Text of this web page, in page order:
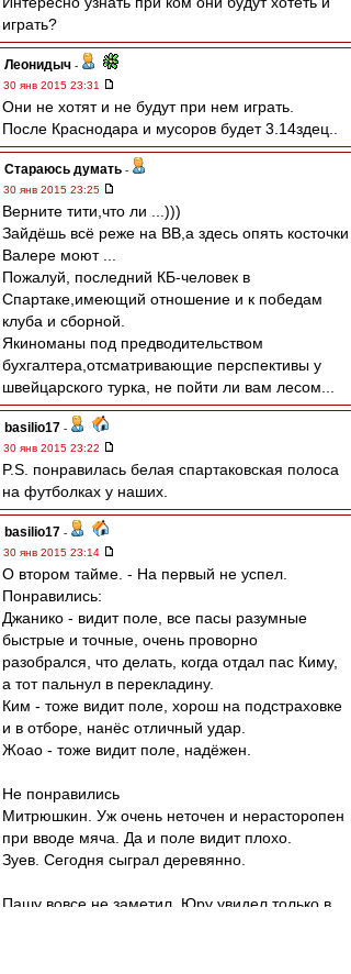
играть?
Леонидыч -
30 янв 2015 23:31
Они не хотят и не будут при нем играть.
После Краснодара и мусоров будет 3.14здец..
Стараюсь думать -
30 янв 2015 23:25
Верните тити,что ли ...)))
Зайдёшь всё реже на ВВ,а здесь опять косточки
Валере моют ...
Пожалуй, последний КБ-человек в
Спартаке,имеющий отношение и к победам
клуба и сборной.
Якиноманы под предводительством
бухгалтера,отсматривающие перспективы у
швейцарского турка, не пойти ли вам лесом...
basilio17 -
30 янв 2015 23:22
P.S. понравилась белая спартаковская полоса
на футболках у наших.
basilio17 -
30 янв 2015 23:14
О втором тайме. - На первый не успел.
Понравились:
Джанико - видит поле, все пасы разумные
быстрые и точные, очень проворно
разобрался, что делать, когда отдал пас Киму,
а тот пальнул в перекладину.
Ким - тоже видит поле, хорош на подстраховке
и в отборе, нанёс отличный удар.
Жоао - тоже видит поле, надёжен.
Не понравились
Митрюшкин. Уж очень неточен и нерасторопен
при вводе мяча. Да и поле видит плохо.
Зуев. Сегодня сыграл деревянно.
Пашу вовсе не заметил. Юру увидел только в